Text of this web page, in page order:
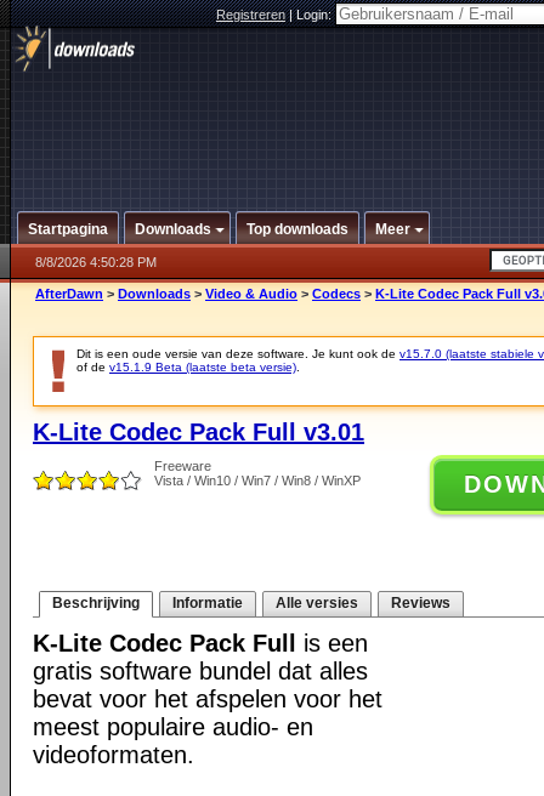
Registreren|Login:
Startpagina Downloads Top downloads Meer
8/8/2026 4:50:28 PM
AfterDawn > Downloads > Video & Audio > Codecs > K-Lite Codec Pack Full
Dit is een oude versie van deze software. Je kunt ook de v15.7.0 (laatste stabiele
of de v15.1.9 Beta (laatste beta versie)
K-Lite Codec Pack Full v3.01
Freeware
Vista / Win10 / Win7 / Win8 / WinXP
Beschrijving Informatie Alle versies Reviews
K-Lite Codec Pack Full
is een
gratis software bundel dat alles
bevat voor het afspelen voor het
meest populaire audio- en
videoformaten.